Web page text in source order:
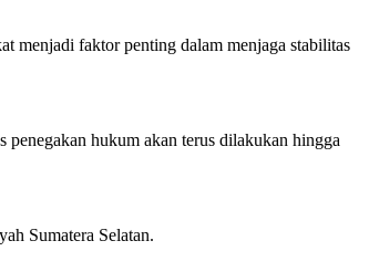
menjadi faktor penting dalam menjaga stabilitas
hukum akan terus dilakukan hingga
Sumatera Selatan.